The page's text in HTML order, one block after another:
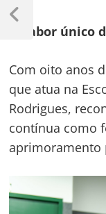
O sabor único
Com oito anos
que atua na
Rodrigues,
contínua como
aprimoramento
de
Previous